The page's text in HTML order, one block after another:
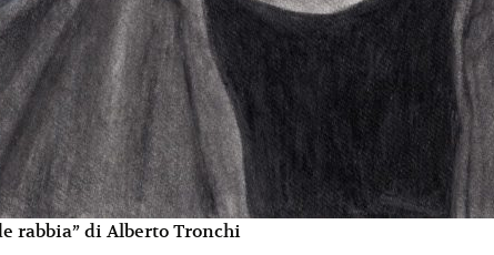
rabbia” di Alberto Tronchi